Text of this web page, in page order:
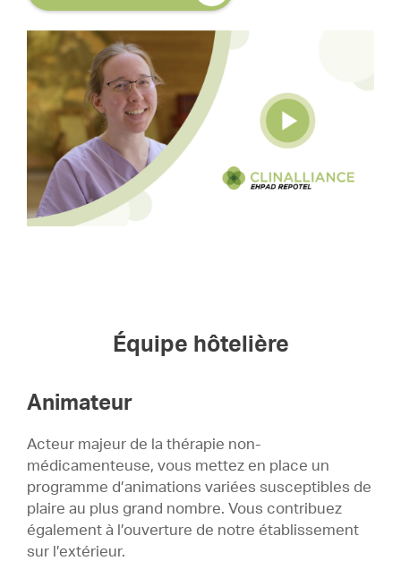
Équipe hôtelière
Animateur
Acteur majeur de la thérapie non-
médicamenteuse, vous mettez en place un
programme d’animations variées susceptibles de
plaire au plus grand nombre. Vous contribuez
également à l’ouverture de notre établissement
sur l’extérieur.